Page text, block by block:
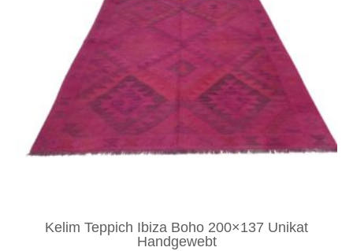
Kelim Teppich Ibiza Boho 200×137 Unikat
Handgewebt